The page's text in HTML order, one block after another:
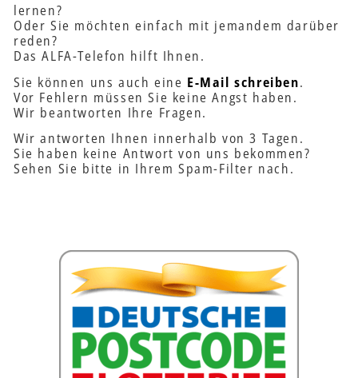
lernen?
Oder Sie möchten einfach mit jemandem darüber
reden?
DasALFA-Telefon hilft Ihnen.
Sie können uns auch eine E-Mail schreiben.
Vor Fehlern müssen Sie keine Angst haben.
Wir beantworten Ihre Fragen.
Wir antworten Ihnen innerhalb von 3 Tagen.
Sie haben keine Antwort von uns bekommen?
Sehen Sie bitte in Ihrem Spam-Filter nach.